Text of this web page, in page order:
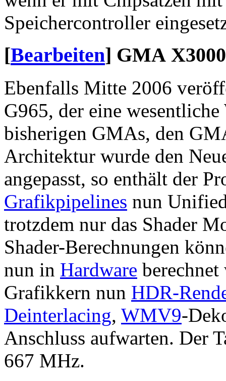
Speichercontroller
[Bearbeiten] GMA X3000
Ebenfalls Mitte 2006
G965, der eine
bisherigen GMAs, den
Architektur wurde den
angepasst, so enthält der
Grafikpipelines nun
trotzdem nur das Shader
Shader-Berechnungen
nun in Hardware
Grafikkern nun HDR-
Deinterlacing, WMV9-
Anschluss aufwarten. Der
667 MHz.